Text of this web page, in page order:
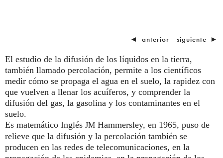
◄ anterior siguiente ►
El estudio de la difusión de los líquidos en la tierra,
también llamado percolación, permite a los científicos
medir cómo se propaga el agua en el suelo, la rapidez con
que vuelven a llenar los acuíferos, y comprender la
difusión del gas, la gasolina y los contaminantes en el
suelo.
Es matemático Inglés JM Hammersley, en 1965, puso de
relieve que la difusión y la percolación también se
producen en las redes de telecomunicaciones, en la